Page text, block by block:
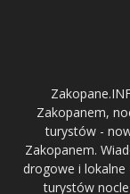
Zakopanem,
turystów -
Zakopanem.
drogowe i
turystów